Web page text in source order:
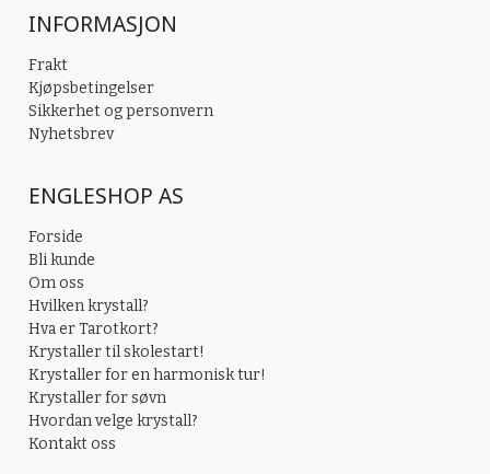
INFORMASJON
Frakt
Kjøpsbetingelser
Sikkerhet og personvern
Nyhetsbrev
ENGLESHOP AS
Forside
Bli kunde
Om oss
Hvilken krystall?
Hva er Tarotkort?
Krystaller til skolestart!
Krystaller for en harmonisk tur!
Krystaller for søvn
Hvordan velge krystall?
Kontakt oss